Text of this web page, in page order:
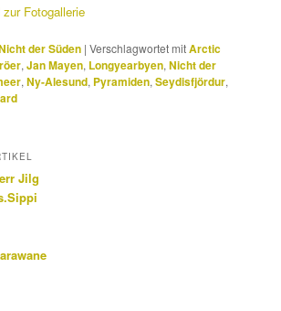
Fotogallerie
der Süden |Verschlagwortet mitArctic
,Jan Mayen, Longyearbyen,Nicht der
,Ny-Alesund, Pyramiden,Seydisfjördur,
Jilg